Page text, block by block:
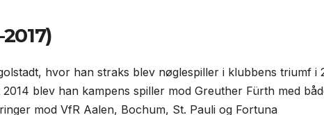
hvor han straks blev nøglespiller i klubbens triumf i
blev han kampens spiller mod Greuther Fürth med
mod VfR Aalen, Bochum, St. Pauli og Fortuna